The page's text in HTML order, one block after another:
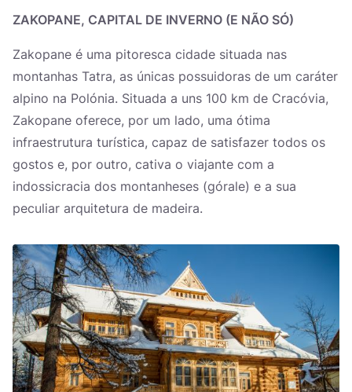
ZAKOPANE, CAPITAL DE INVERNO (E NÃO SÓ)
Zakopane é uma pitoresca cidade situada nas
montanhas Tatra, as únicas possuidoras de um caráter
alpino na Polónia. Situada a uns 100 km de Cracóvia,
Zakopane oferece, por um lado, uma ótima
infraestrutura turística, capaz de satisfazer todos os
gostos e, por outro, cativa o viajante com a
indossicracia dos montanheses (górale) e a sua
peculiar arquitetura de madeira.